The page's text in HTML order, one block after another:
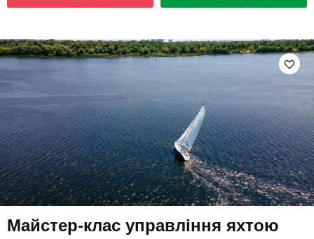
Майстер-клас управління яхтою